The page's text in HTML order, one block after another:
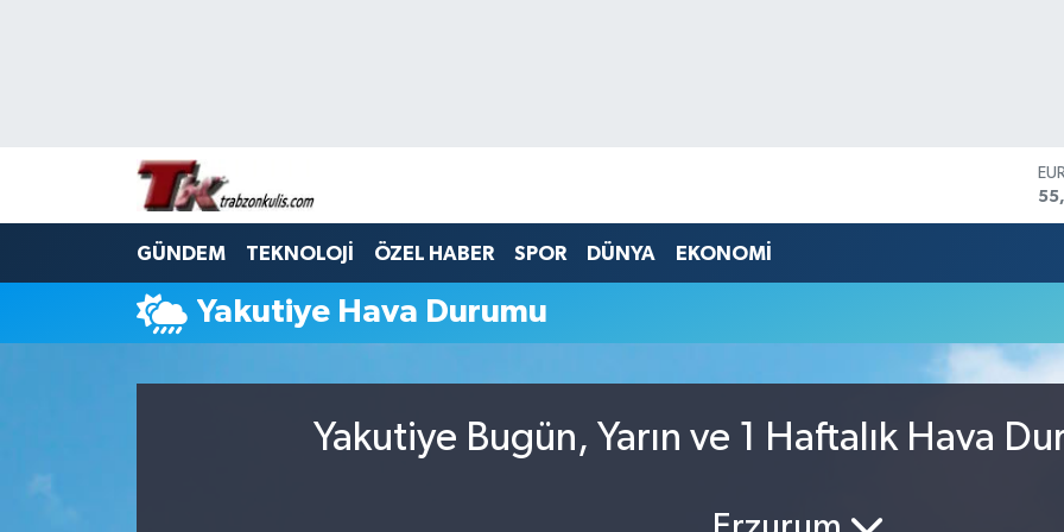
GÜNDEM TEKNOLOJİ ÖZEL HABER SPOR DÜNYA EKONOMİ
Yakutiye Hava Durumu
Yakutiye Bugün, Yarın ve 1 Haftalık Hava
Trabzon Namaz Vakitleri
Süper Lig Puan Durumu ve Fikstür